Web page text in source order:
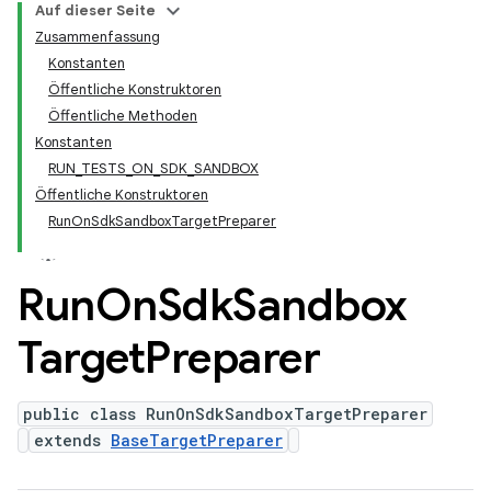
Auf dieser Seite
Zusammenfassung
Konstanten
Öffentliche Konstruktoren
Öffentliche Methoden
Konstanten
RUN_TESTS_ON_SDK_SANDBOX
Öffentliche Konstruktoren
RunOnSdkSandboxTargetPreparer
RunOnSdkSandbox
TargetPreparer
public class RunOnSdkSandboxTargetPreparer
extends BaseTargetPreparer